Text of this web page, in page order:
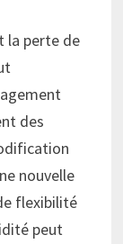
la perte de
des
nouvelle
flexibilité
peut